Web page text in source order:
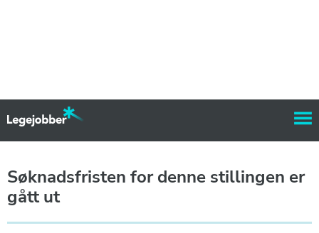
Søknadsfristen for denne stillingen er
gått ut